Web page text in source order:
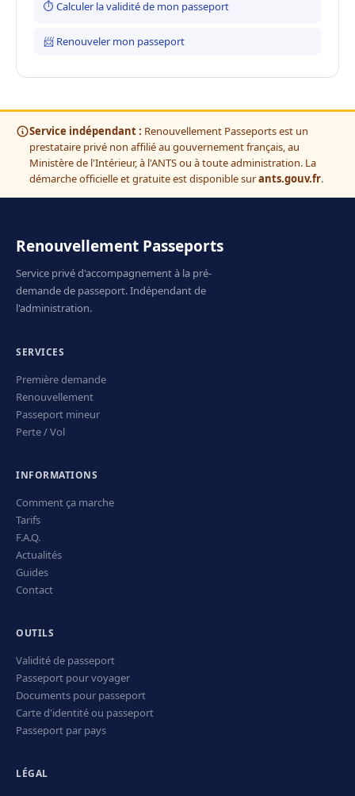
⏱ Calculer la validité de mon passeport
📨 Renouveler mon passeport
Service indépendant : Renouvellement Passeports est un
prestataire privé non affilié au gouvernement français, au
Ministère de l'Intérieur, à l'ANTS ou à toute administration. La
démarche officielle et gratuite est disponible surants.gouv.fr.
Renouvellement Passeports
Service privé d'accompagnement à la pré-
demande de passeport. Indépendant de
l'administration.
SERVICES
Première demande
Renouvellement
Passeport mineur
Perte / Vol
INFORMATIONS
Comment ça marche
Tarifs
F.A.Q.
Actualités
Guides
Contact
OUTILS
Validité de passeport
Passeport pour voyager
Documents pour passeport
Carte d'identité ou passeport
Passeport par pays
LÉGAL